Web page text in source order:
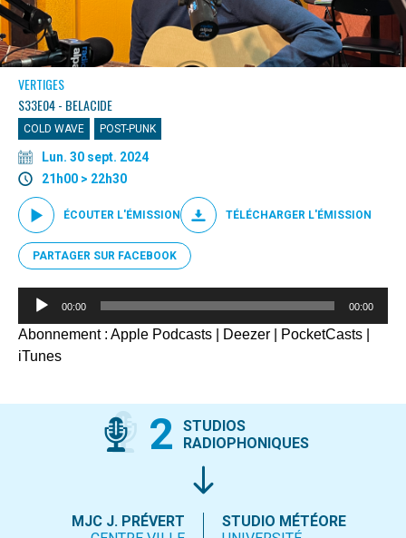
VERTIGES
S33E04 - BELACIDE
COLD WAVE POST-PUNK
Lun. 30 sept. 2024
21h00 > 22h30
ÉCOUTER L'ÉMISSION TÉLÉCHARGER L'ÉMISSION
PARTAGER SUR FACEBOOK
Lecteur
00:00 00:00
Abonnement : Apple Podcasts Deezer PocketCasts
iTunes
2
STUDIOS
RADIOPHONIQUES
MJC J. PRÉVERT
STUDIO MÉTÉORE